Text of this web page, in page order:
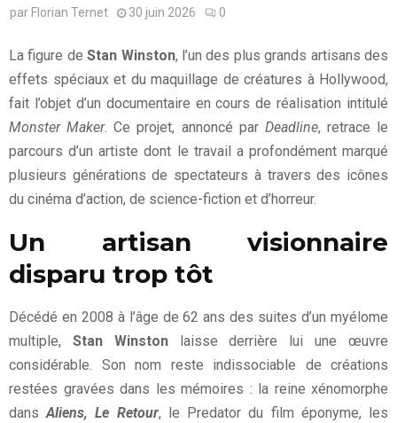
par Florian Ternet 30 juin 2026 0
La figure deStan Winston, l’un des plus grands artisans des
effets spéciaux et du maquillage de créatures à Hollywood,
fait l’objet d’un documentaire en cours de réalisation intitulé
Monster Maker. Ce projet, annoncé par Deadline, retrace le
parcours d’un artiste dont le travail a profondément marqué
plusieurs générations de spectateurs à travers des icônes
du cinéma d’action, de science-fiction et d’horreur.
Un artisan visionnaire
disparu trop tôt
Décédé en 2008 à l’âge de 62 ans des suites d’un myélome
multiple, Stan Winstonlaisse derrière lui une œuvre
considérable. Son nom reste indissociable de créations
restées gravées dans les mémoires : la reine xénomorphe
dansAliens, Le Retour, le Predator du film éponyme, les